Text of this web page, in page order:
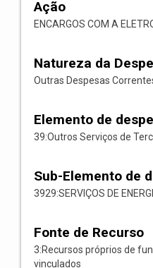
Ação
ENCARGOS COM A
Natureza da
Outras Despesas
Elemento de
39:Outros Serviços de
Sub-Elemento de
3929:SERVIÇOS DE
Fonte de Recurso
3:Recursos próprios de
vinculados